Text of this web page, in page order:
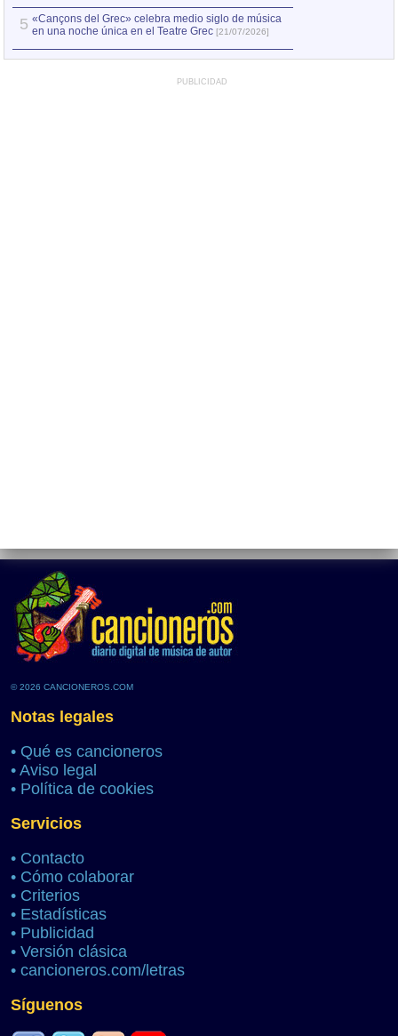
5 «Cançons del Grec» celebra medio siglo de música
en una noche única en el Teatre Grec [21/07/2026]
PUBLICIDAD
© 2026 CANCIONEROS.COM
Notas legales
• Qué es cancioneros
• Aviso legal
• Política de cookies
Servicios
• Contacto
• Cómo colaborar
• Criterios
• Estadísticas
• Publicidad
• Versión clásica
• cancioneros.com/letras
Síguenos